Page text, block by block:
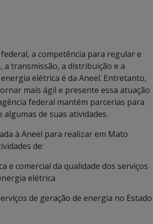
a competência para regular e
a transmissão, a distribuição e a
elétrica é da Aneel. Entretanto,
mais ágil e presente essa atuação
federal mantém parcerias para
algumas de suas atividades.
à Aneel para realizar em Mato
de:
e comercial da qualidade dos serviços
elétrica
de geração de energia no Estado